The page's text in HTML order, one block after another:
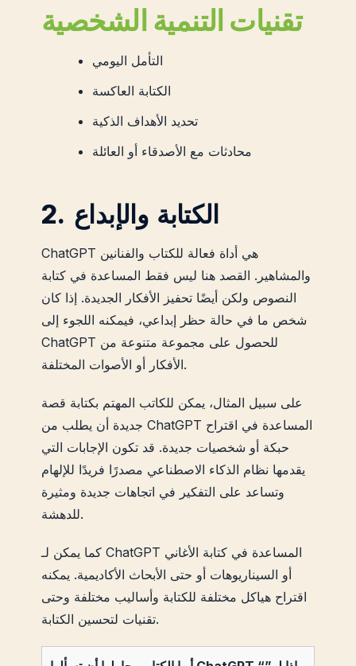
تقنيات التنمية الشخصية
التأمل اليومي
الكتابة العاكسة
تحديد الأهداف الذكية
محادثات مع الأصدقاء أو العائلة
2. الكتابة والإبداع
ChatGPT هي أداة فعالة للكتاب والفنانين
والمشاهير. القصد هنا ليس فقط المساعدة في كتابة
النصوص ولكن أيضًا تحفيز الأفكار الجديدة. إذا كان
شخص ما في حالة حظر إبداعي، فيمكنه اللجوء إلى
ChatGPT للحصول على مجموعة متنوعة من
الأفكار أو الأصوات المختلفة.
على سبيل المثال، يمكن للكاتب المهتم بكتابة قصة
جديدة أن يطلب من ChatGPT المساعدة في اقتراح
حبكة أو شخصيات جديدة. قد تكون الإجابات التي
يقدمها نظام الذكاء الاصطناعي مصدرًا فريدًا للإلهام
وتساعد على التفكير في اتجاهات جديدة ومثيرة
للدهشة.
كما يمكن لـ ChatGPT المساعدة في كتابة الأغاني
أو السيناريوهات أو حتى الأبحاث الأكاديمية. يمكنه
اقتراح هياكل مختلفة للكتابة وأساليب مختلفة وحتى
تقنيات لتحسين الكتابة.